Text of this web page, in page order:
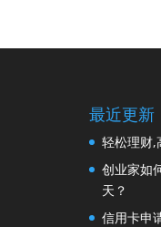
最近更新
轻松理财,
创业家如
天？
信用卡申